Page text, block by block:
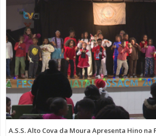
A.S.S. Alto Cova da Moura Apresenta Hino na